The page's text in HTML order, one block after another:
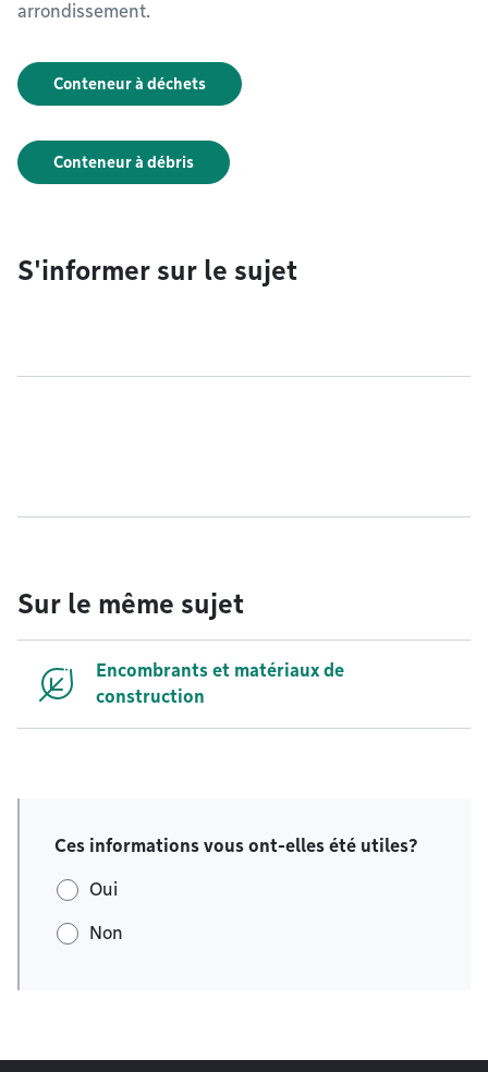
arrondissement.
Conteneur à déchets
Conteneur à débris
S'informer sur le sujet
Sur le même sujet
Encombrants et matériaux de
construction
Ces informations vous ont-elles été utiles?
Oui
Non